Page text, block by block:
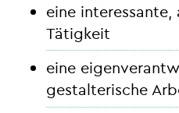
eine
Tätigkeit
eine
gestalterische